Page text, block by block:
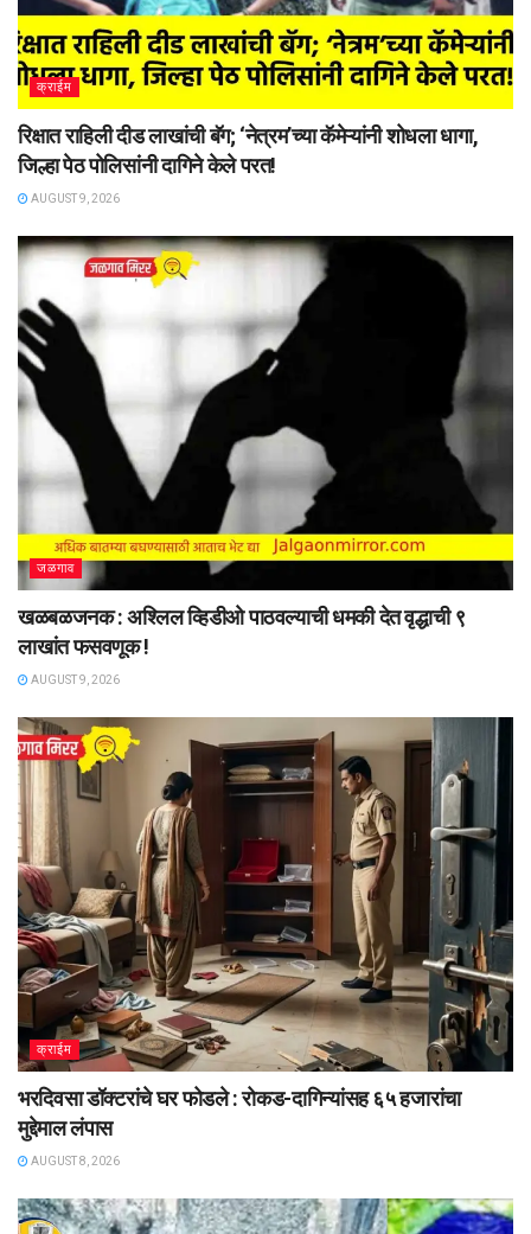
क्राईम
रिक्षात राहिली दीड लाखांची बॅग; ‘नेत्रम’च्या कॅमेऱ्यांनी शोधला धागा,
जिल्हा पेठ पोलिसांनी दागिने केले परत!
AUGUST 9, 2026
जळगाव
खळबळजनक : अश्लिल व्हिडीओ पाठवल्याची धमकी देत वृद्धाची ९
लाखांत फसवणूक !
AUGUST 9, 2026
क्राईम
भरदिवसा डॉक्टरांचे घर फोडले : रोकड-दागिन्यांसह ६५ हजारांचा
मुद्देमाल लंपास
AUGUST 8, 2026